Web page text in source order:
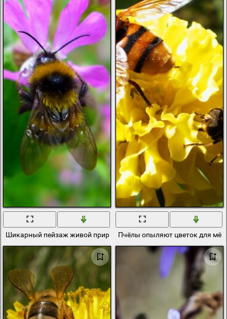
Шикарный пейзаж живой природыПчёлы опыляют цветок для